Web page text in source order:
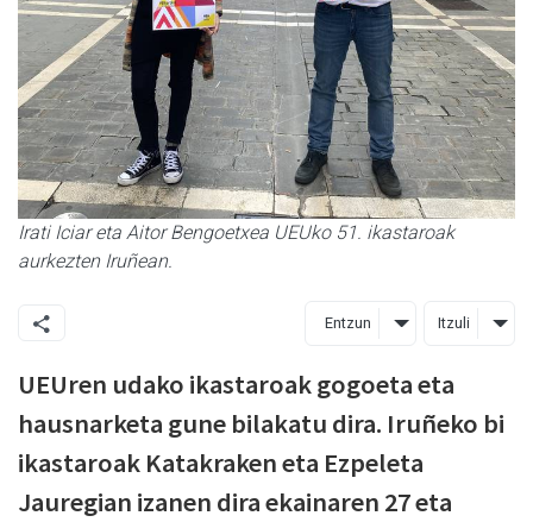
Irati Iciar eta Aitor Bengoetxea UEUko 51. ikastaroak
aurkezten Iruñean.
Entzun Itzuli
UEUren udako ikastaroak gogoeta eta
hausnarketa gune bilakatu dira. Iruñeko bi
ikastaroak Katakraken eta Ezpeleta
Jauregian izanen dira ekainaren 27 eta